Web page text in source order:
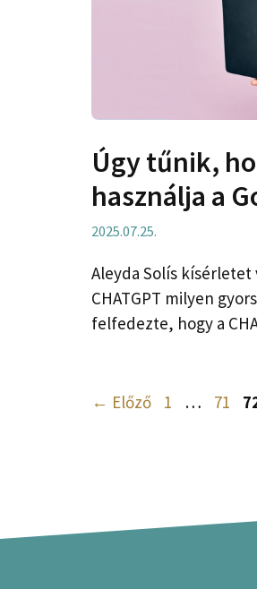
Úgy tűnik,
használja a
2025.07.25.
Aleyda Solís kísérletet
CHATGPT milyen
felfedezte, hogy a
← Előző Oldal
1 … Oldal
71